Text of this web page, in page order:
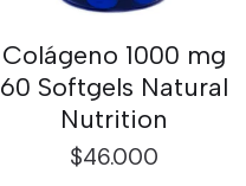
Colágeno 1000 mg
60 Softgels Natural
Nutrition
$46.000